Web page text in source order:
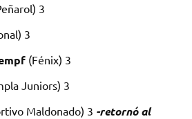
3
3
(Fénix) 3
Juniors) 3
Maldonado) 3 -retornó al